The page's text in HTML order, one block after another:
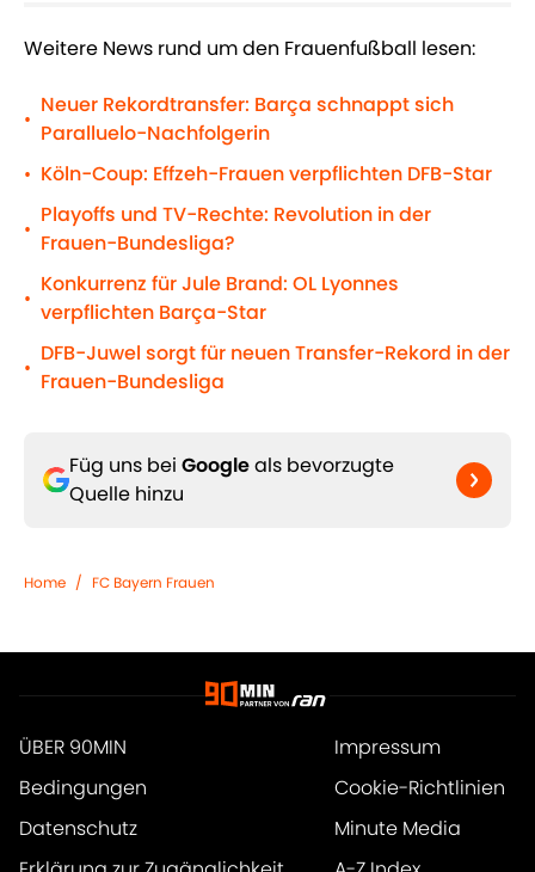
Weitere News rund um den Frauenfußball lesen:
•
Neuer Rekordtransfer: Barça schnappt sich
Paralluelo-Nachfolgerin
• Köln-Coup: Effzeh-Frauen verpflichten DFB-Star
•
Playoffs und TV-Rechte: Revolution in der
Frauen-Bundesliga?
•
Konkurrenz für Jule Brand: OL Lyonnes
verpflichten Barça-Star
•
DFB-Juwel sorgt für neuen Transfer-Rekord in der
Frauen-Bundesliga
Füg uns bei Googleals bevorzugte
Quelle hinzu
Home / FC Bayern Frauen
ÜBER 90MIN
Impressum
Bedingungen
Cookie-Richtlinien
Datenschutz
Minute Media